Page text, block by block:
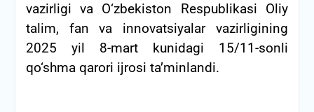
vazirligi va O‘zbekiston Respublikasi Oliy
talim, fan va innovatsiyalar vazirligining
2025 yil 8-mart kunidagi 15/11-sonli
qo‘shma qarori ijrosi ta’minlandi.